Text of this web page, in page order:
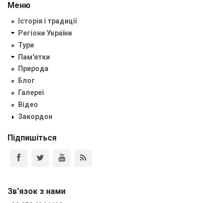
Меню
Історія і традиції
Регіони України
Тури
Пам'ятки
Природа
Блог
Галереї
Відео
Закордон
Підпишіться
Зв'язок з нами